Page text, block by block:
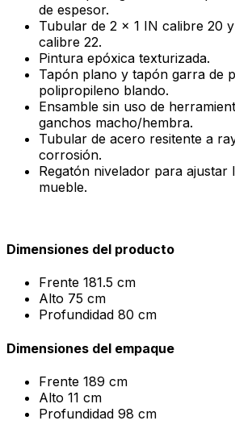
de espesor.
Tubular de 2 x 1 IN calibre 20
calibre 22.
Pintura epóxica texturizada.
Tapón plano y tapón garra de
polipropileno blando.
Ensamble sin uso de
ganchos macho/hembra.
Tubular de acero resitente a
corrosión.
Regatón nivelador para ajustar
mueble.
Dimensiones del producto
Frente 181.5 cm
Alto 75 cm
Profundidad 80 cm
Dimensiones del empaque
Frente 189 cm
Alto 11 cm
Profundidad 98 cm